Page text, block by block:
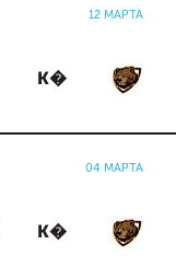
12 МАРТА
К�
04 МАРТА
К�